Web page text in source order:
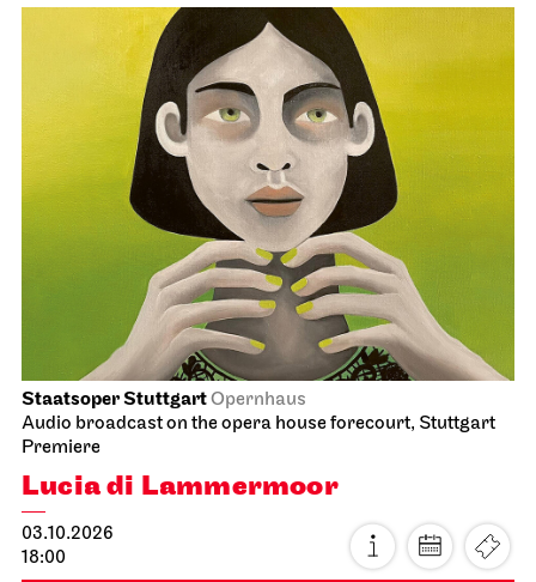
Staatsoper StuttgartOpernhaus
Audio broadcast on the opera house forecourt, Stuttgart
Premiere
Lucia di Lammermoor
03.10.2026
18:00